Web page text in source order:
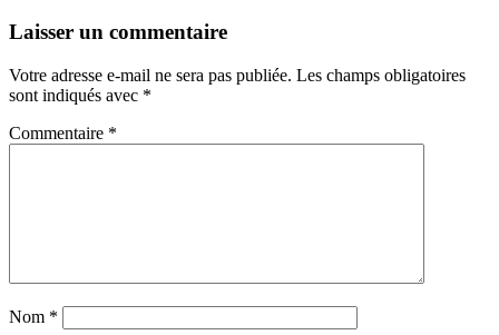
Laisser un commentaire
Votre adresse e-mail ne sera pas publiée. Les champs obligatoires
sont indiqués avec *
Commentaire *
Nom *